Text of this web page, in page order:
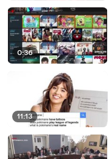
0:36
11:13